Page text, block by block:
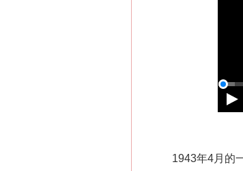
1943年4月的一